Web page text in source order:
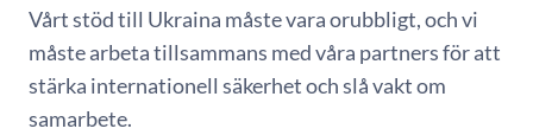
Vårt stöd till Ukraina måste vara orubbligt, och vi
måste arbeta tillsammans med våra partners för att
stärka internationell säkerhet och slå vakt om
samarbete.